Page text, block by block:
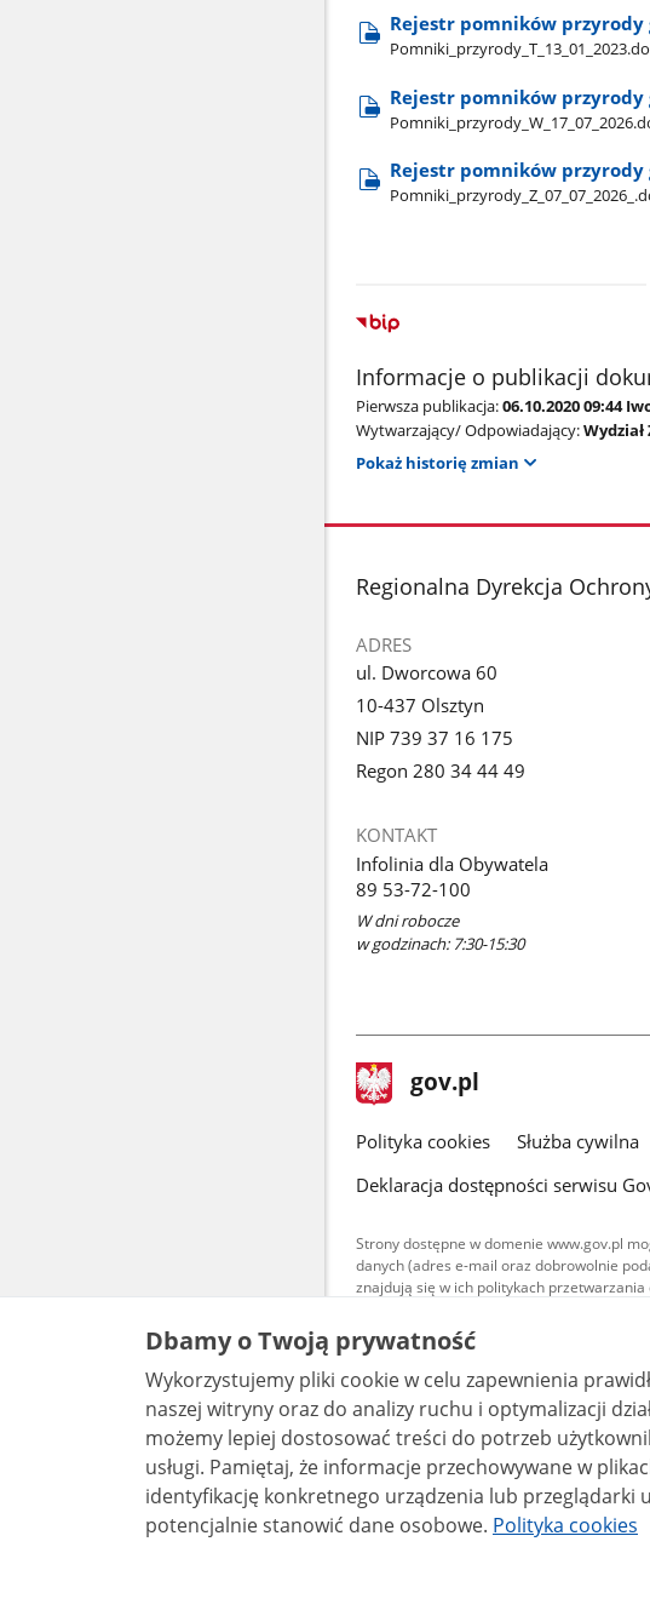
Rejestr pomników przyrody
Rejestr pomników przyrody
Rejestr pomników przyrody
Informacje o publikacji
Pierwsza publikacja:06.10.2020 09:44
Wytwarzający/ Odpowiadający:
Pokaż historię zmian
stopka
Regionalna Dyrekcja
ADRES
ul. Dworcowa 60
10-437 Olsztyn
NIP 739 37 16 175
Regon 280 34 44 49
KONTAKT
Infolinia dla Obywatela
89 53-72-100
W dni robocze
w godzinach: 7:30-15:30
stopka
gov.pl Strona
gov.pl
gov.pl
Polityka cookies Służba cywilna
Deklaracja dostępności serwisu
Strony dostępne w domenie www.gov.pl
danych (adres e-mail oraz dobrowolnie
znajdują się w ich politykach przetwarzania
Treści tekstowe publikowane
udostępniane na licencji
warunkach 4.0 (CC BY-SA
są udostępniane na licencji
bez utworów zależnych 4.0
Dbamy o Twoją prywatność
Wykorzystujemy pliki cookie w celu zapewnienia
naszej witryny oraz do analizy ruchu i optymalizacji działania
możemy lepiej dostosować treści do potrzeb
usługi. Pamiętaj, że informacje przechowywane w plikach cookie mogą pozwalać na
identyfikację konkretnego urządzenia lub przeglądarki
potencjalnie stanowić dane osobowe. Polityka cookies